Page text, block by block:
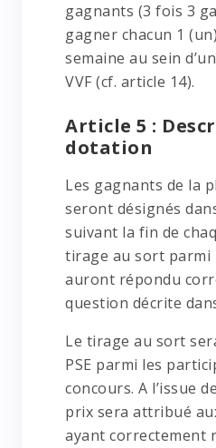
gagnants (3 fois 3
gagner chacun 1
semaine au sein
VVF (cf. article 14).
Article 5 :
dotation
Les gagnants de la
seront désignés
suivant la fin de
tirage au sort parmi
auront répondu
question décrite
Le tirage au sort
PSE parmi les
concours. A l’issue
prix sera attribué
ayant correctement